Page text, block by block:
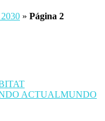
» Página 2
ACTUALMUNDO